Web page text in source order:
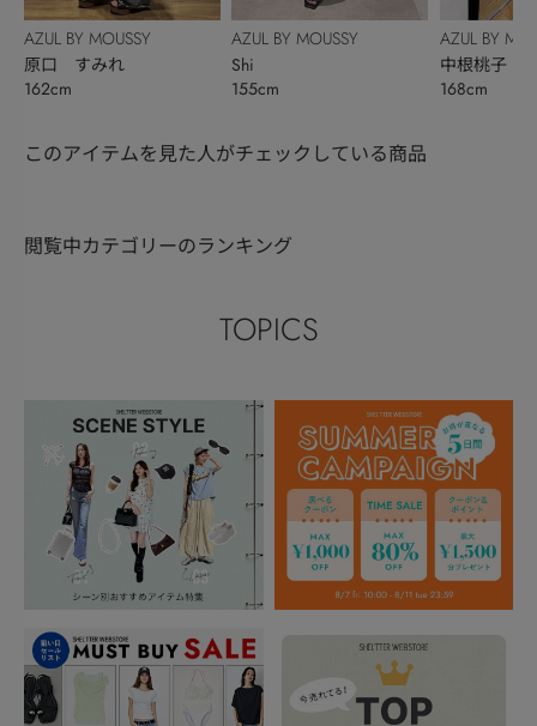
AZUL BY MOUSSY
原口 すみれ
162cm
AZUL BY MOUSSY
Shi
155cm
AZUL BY
中根桃子
168cm
このアイテムを見た人がチェックしている商品
閲覧中カテゴリーのランキング
TOPICS